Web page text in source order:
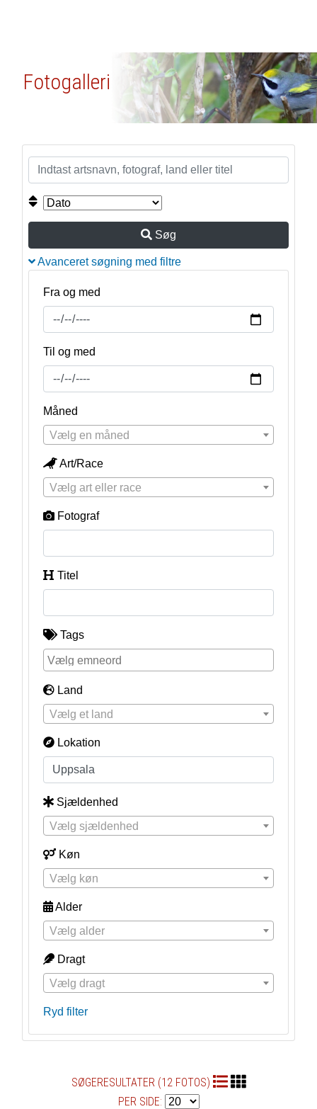
Fotogalleri
Søg
Avanceret søgning med filtre
Fra og med
Til og med
Måned
Vælg en måned
Art/Race
Vælg art eller race
Fotograf
Titel
Tags
Land
Vælg et land
Lokation
Sjældenhed
Vælg sjældenhed
Køn
Vælg køn
Alder
Vælg alder
Dragt
Vælg dragt
Ryd filter
SØGERESULTATER (12 FOTOS)
PER SIDE: